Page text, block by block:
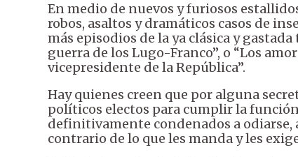
En medio de nuevos y furiosos
robos, asaltos y dramáticos casos de
más episodios de la ya clásica y
guerra de los Lugo-Franco”, o “Los
vicepresidente de la República”.
Hay quienes creen que por alguna
políticos electos para cumplir la
definitivamente condenados a odiarse,
contrario de lo que les manda y les